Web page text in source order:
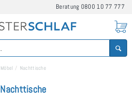
Beratung 0800 10 77 777
Möbel Nachttische
Nachttische